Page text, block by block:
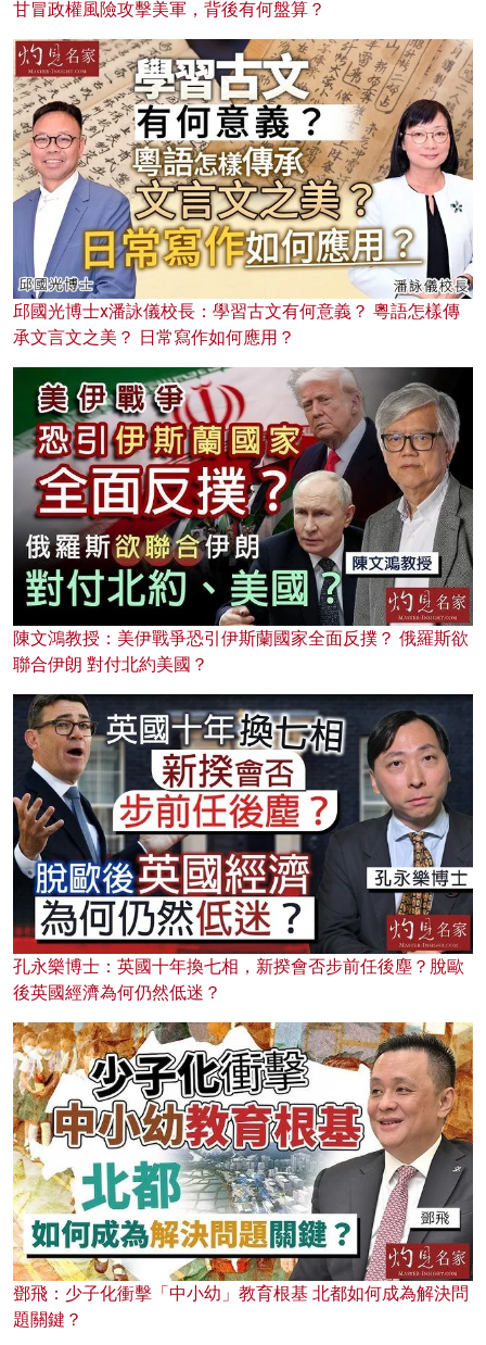
甘冒政權風險攻擊美軍，背後有何盤算？
邱國光博士x潘詠儀校長：學習古文有何意義？ 粵語怎樣傳
承文言文之美？ 日常寫作如何應用？
陳文鴻教授：美伊戰爭恐引伊斯蘭國家全面反撲？ 俄羅斯欲
聯合伊朗 對付北約美國？
孔永樂博士：英國十年換七相，新揆會否步前任後塵？脫歐
後英國經濟為何仍然低迷？
鄧飛：少子化衝擊「中小幼」教育根基 北都如何成為解決問
題關鍵？